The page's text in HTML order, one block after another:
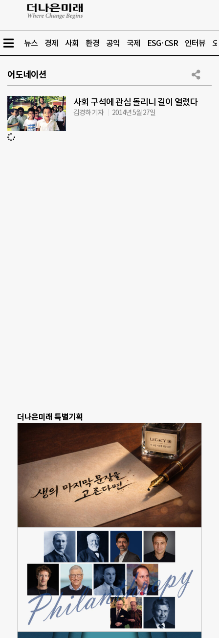
뉴스 경제 사회 환경 공익 국제 ESG·CSR 인터뷰
어도네이션
사회 구석에 관심 돌리니 길이 열렸다
김경하 기자 2014년 5월 27일
더나은미래 특별기획